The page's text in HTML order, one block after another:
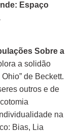
Espaço
Sobre a
a solidão
de Beckett.
outros e de
na
Bias, Lia